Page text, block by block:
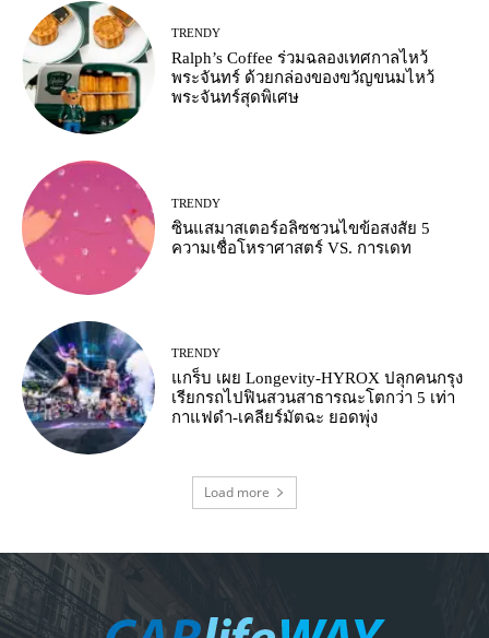
TRENDY
Ralph’s Coffee ร่วมฉลองเทศกาลไหว้
พระจันทร์ ด้วยกล่องของขวัญขนมไหว้
พระจันทร์สุดพิเศษ
TRENDY
ซินแสมาสเตอร์อลิซชวนไขข้อสงสัย 5
ความเชื่อโหราศาสตร์ VS. การเดท
TRENDY
แกร็บ เผย Longevity-HYROX ปลุกคนกรุง
เรียกรถไปฟินสวนสาธารณะโตกว่า 5 เท่า
กาแฟดำ-เคลียร์มัตฉะ ยอดพุ่ง
Load more